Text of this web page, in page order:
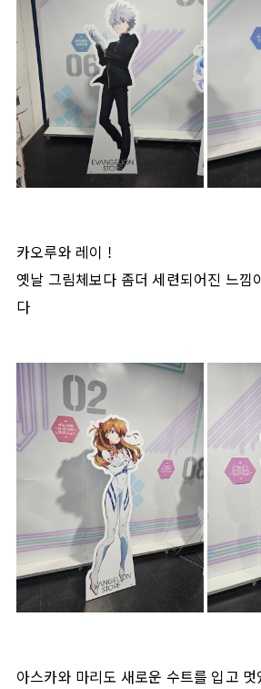
카오루와 레이 !
옛날 그림체보다 좀더 세련되어진 느낌
다
아스카와 마리도 새로운 수트를 입고